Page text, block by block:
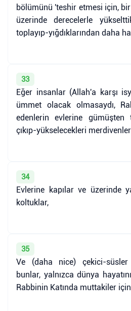
bölümünü 'teshir etmesi için,
üzerinde derecelerle
toplayıp-yığdıklarından daha
33
Eğer insanlar (Allah'a karşı
ümmet olacak olmasaydı,
edenlerin evlerine
çıkıp-yükselecekleri
34
Evlerine kapılar ve üzerinde
koltuklar,
35
Ve (daha nice) çekici-
bunlar, yalnızca dünya
Rabbinin Katında muttakiler